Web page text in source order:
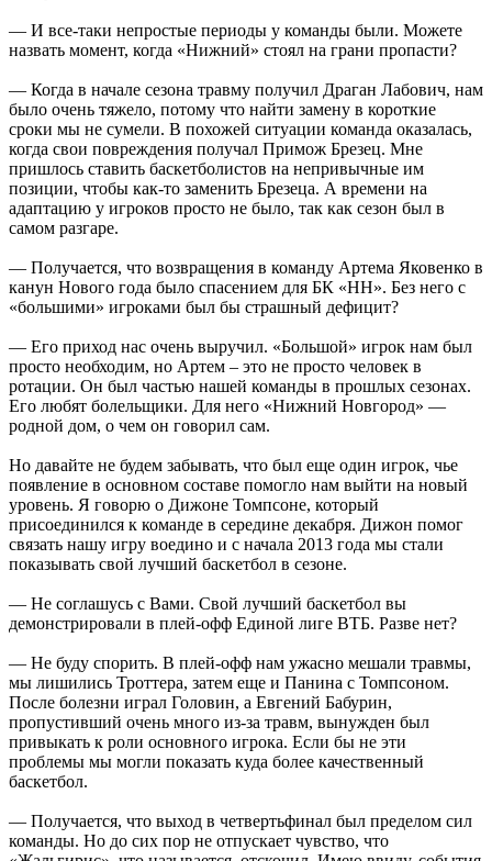
— И все-таки непростые периоды у команды были. Можете
назвать момент, когда «Нижний» стоял на грани пропасти?
— Когда в начале сезона травму получил Драган Лабович, нам
было очень тяжело, потому что найти замену в короткие
сроки мы не сумели. В похожей ситуации команда оказалась,
когда свои повреждения получал Примож Брезец. Мне
пришлось ставить баскетболистов на непривычные им
позиции, чтобы как-то заменить Брезеца. А времени на
адаптацию у игроков просто не было, так как сезон был в
самом разгаре.
— Получается, что возвращения в команду Артема Яковенко в
канун Нового года было спасением для БК «НН». Без него с
«большими» игроками был бы страшный дефицит?
— Его приход нас очень выручил. «Большой» игрок нам был
просто необходим, но Артем – это не просто человек в
ротации. Он был частью нашей команды в прошлых сезонах.
Его любят болельщики. Для него «Нижний Новгород» —
родной дом, о чем он говорил сам.
Но давайте не будем забывать, что был еще один игрок, чье
появление в основном составе помогло нам выйти на новый
уровень. Я говорю о Дижоне Томпсоне, который
присоединился к команде в середине декабря. Дижон помог
связать нашу игру воедино и с начала 2013 года мы стали
показывать свой лучший баскетбол в сезоне.
— Не соглашусь с Вами. Свой лучший баскетбол вы
демонстрировали в плей-офф Единой лиге ВТБ. Разве нет?
— Не буду спорить. В плей-офф нам ужасно мешали травмы,
мы лишились Троттера, затем еще и Панина с Томпсоном.
После болезни играл Головин, а Евгений Бабурин,
пропустивший очень много из-за травм, вынужден был
привыкать к роли основного игрока. Если бы не эти
проблемы мы могли показать куда более качественный
баскетбол.
— Получается, что выход в четвертьфинал был пределом сил
команды. Но до сих пор не отпускает чувство, что